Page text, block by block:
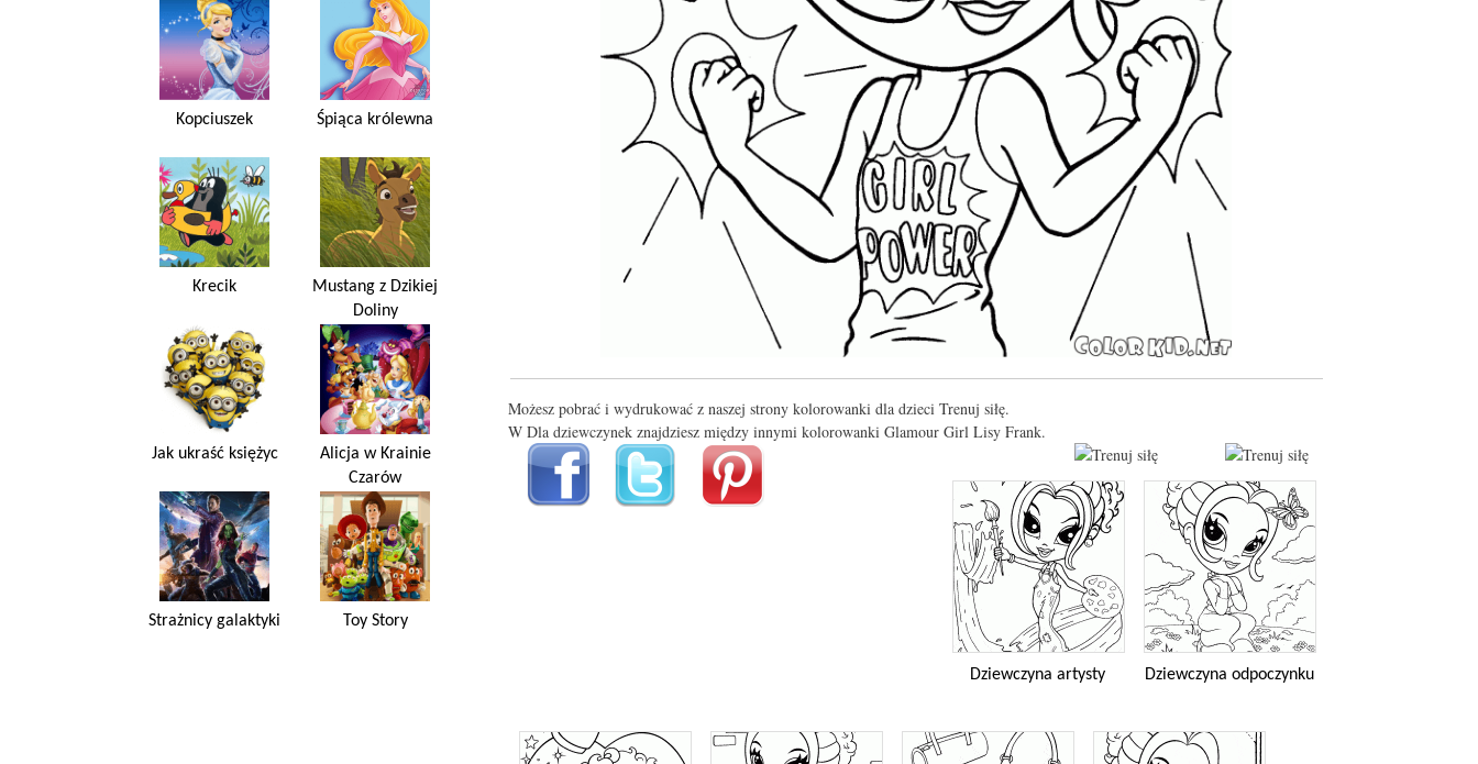
Kopciuszek Śpiąca królewna
Krecik
Mustang z Dzikiej
Doliny
Jak ukraść księżyc
Alicja w Krainie
Czarów
Strażnicy galaktyki Toy Story
Możesz pobrać i wydrukować z naszej strony kolorowanki dla dzieci Trenuj siłę.
W Dla dziewczynek znajdziesz między innymi kolorowanki Glamour Girl Lisy Frank.
Dziewczyna artysty Dziewczyna odpoczynku